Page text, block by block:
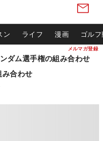
メルマガ登録
ン ライフ 漫画 ゴル
ダム選手権の組み合わせ
合わせ